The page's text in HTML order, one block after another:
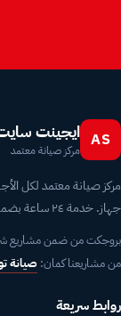
AS ايجينت
مركز صيانة معتمد
مركز صيانة معتمد لكل
جهاز. خدمة ٢٤ ساعة بضمان موثق.
بروجكت من ضمن مشاريع
من مشاريعنا كمان: صيانة
روابط سريعة